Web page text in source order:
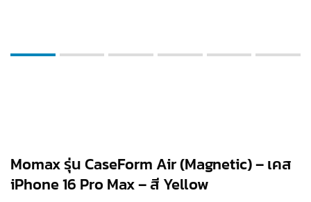
Momax รุ่น CaseForm Air (Magnetic) – เคส
iPhone 16 Pro Max – สี Yellow